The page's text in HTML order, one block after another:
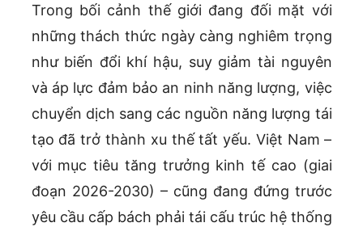
Trong bối cảnh thế giới đang đối mặt với
những thách thức ngày càng nghiêm trọng
như biến đổi khí hậu, suy giảm tài nguyên
và áp lực đảm bảo an ninh năng lượng, việc
chuyển dịch sang các nguồn năng lượng tái
tạo đã trở thành xu thế tất yếu. Việt Nam –
với mục tiêu tăng trưởng kinh tế cao (giai
đoạn 2026-2030) – cũng đang đứng trước
yêu cầu cấp bách phải tái cấu trúc hệ thống